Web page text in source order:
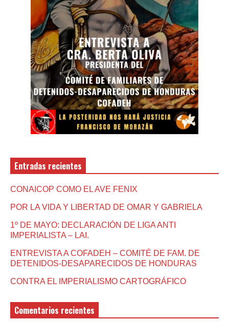
Entradas recientes
CONAICOP COMO EL AVE FENIX
POR LA VIDA Y LIBERTAD DE OMAR Y GABRIELA
1º DE MAYO: DECLARACIÓN DE LIGA ANTI
IMPERIALISTA – LAI.
ENTREVISTA A COFADEH – COMITÉ DE FAM. DE
DETENIDOS-DESAPARECIDOS DE HONDURAS
CONTRA EL IMPERIALISMO CARTOGRÁFICO
Comentarios recientes